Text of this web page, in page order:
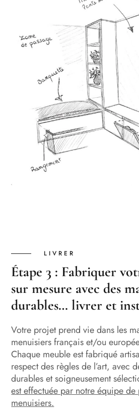
LIVRER
Étape 3 : Fabriquer
sur mesure avec des
durables… livrer et
Votre projet prend vie dans les
menuisiers français et/ou
Chaque meuble est fabriqué
respect des règles de l’art, avec
durables et soigneusement
est effectuée par notre équipe de
menuisiers.